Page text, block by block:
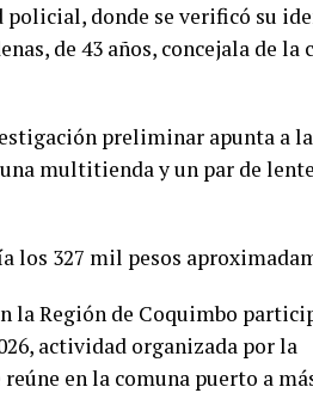
donde se verificó su
de 43 años, concejala de la
preliminar apunta a la
multitienda y un par de
los 327 mil pesos
la Región de Coquimbo
actividad organizada por la
en la comuna puerto a